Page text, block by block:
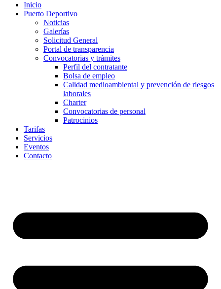
Inicio
Puerto Deportivo
Noticias
Galerías
Solicitud General
Portal de transparencia
Convocatorias y trámites
Perfil del contratante
Bolsa de empleo
Calidad medioambiental y prevención de riesgos
laborales
Charter
Convocatorias de personal
Patrocinios
Tarifas
Servicios
Eventos
Contacto